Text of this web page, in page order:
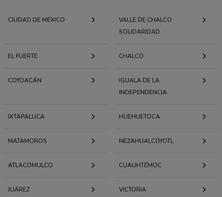
CIUDAD DE MÉXICO
VALLE DE CHALCO
SOLIDARIDAD
EL FUERTE CHALCO
COYOACÁN
IGUALA DE LA
INDEPENDENCIA
IXTAPALUCA HUEHUETOCA
MATAMOROS NEZAHUALCÓYOTL
ATLACOMULCO CUAUHTÉMOC
JUÁREZ VICTORIA